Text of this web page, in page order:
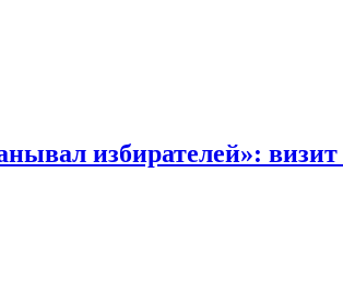
избирателей»: